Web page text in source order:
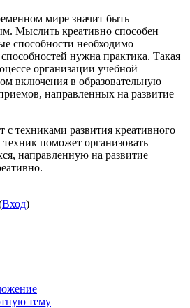
мире значит быть
Мыслить креативно способен
способности необходимо
нужна практика. Такая
организации учебной
включения в образовательную
направленных на развитие
техниками развития креативного
поможет организовать
направленную на развитие
Вход)
тему